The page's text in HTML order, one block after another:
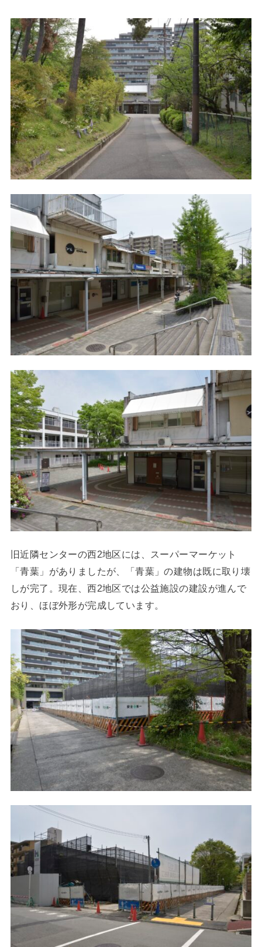
旧近隣センターの西2地区には、スーパーマーケット
「青葉」がありましたが、「青葉」の建物は既に取り壊
しが完了。現在、西2地区では公益施設の建設が進んで
おり、ほぼ外形が完成しています。